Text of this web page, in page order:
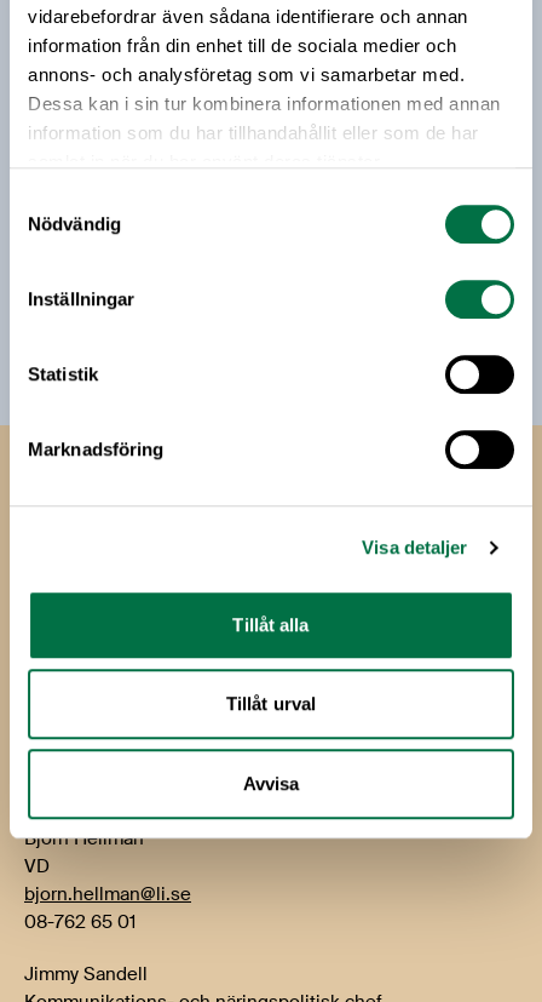
vidarebefordrar även sådana identifierare och annan
information från din enhet till de sociala medier och
annons- och analysföretag som vi samarbetar med.
Dessa kan i sin tur kombinera informationen med annan
information som du har tillhandahållit eller som de har
Nödvändig
Inställningar
Statistik
Marknadsföring
Visa detaljer
Tillåt alla
Tillåt urval
Avvisa
livsmedelsföretagande och den svenska
livsmedelsbranschen. När du anmäler dig till vårt
nyhetsbrev godkänner du Livsmedelsföretagens
hantering av personuppgifter.
till min inkorg. Livsmedelsföretagen ska inte dela eller
sälja min personliga information. Jag kan när som helst
Björn Hellman
VD
bjorn.hellman@li.se
08-762 65 01
Jimmy Sandell